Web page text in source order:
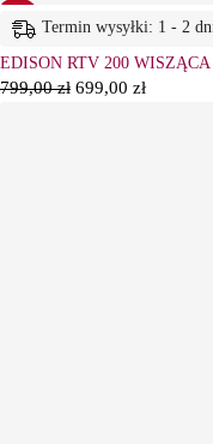
13% Termin wysyłki: 1 - 2
EDISON RTV 200
799,00zł 699,00 zł